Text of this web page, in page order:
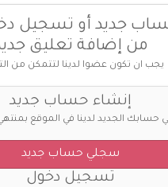
جديد أو تسجيل
من إضافة تعليق
يجب ان تكون عضوا لدينا لتتمكن من
إنشاء حساب جديد
حسابك الجديد لدينا في الموقع
سجلي حساب جديد
تسجيل دخول